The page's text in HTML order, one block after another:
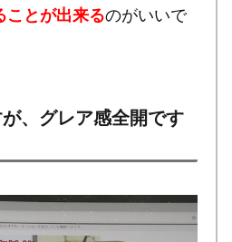
ことが出来るのがいいで
、グレア感全開です